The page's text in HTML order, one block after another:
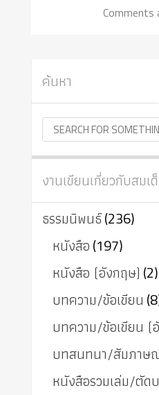
Comments
ค้นหา
งานเขียนเกี่ยวกับสม
ธรรมนิพนธ์(236)
หนังสือ(197)
หนังสือ (อังกฤษ) (2)
บทความ/ข้อเขียน
บทความ/ข้อเขียน (
บทสนทนา/สัมภาษ
หนังสือรวมเล่ม/ตัด